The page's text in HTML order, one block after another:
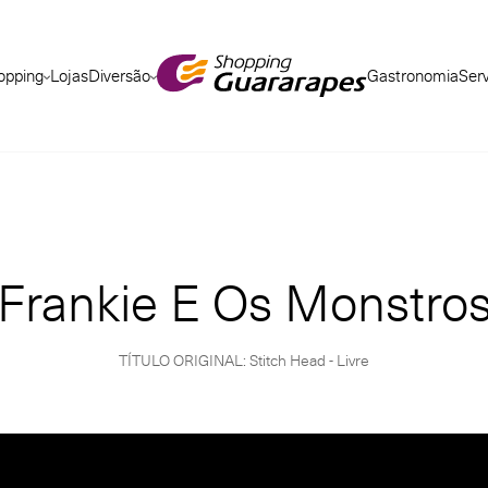
LojasDiversão Gastronomia
Frankie E Os
TÍTULO ORIGINAL: Stitch Head - Livre